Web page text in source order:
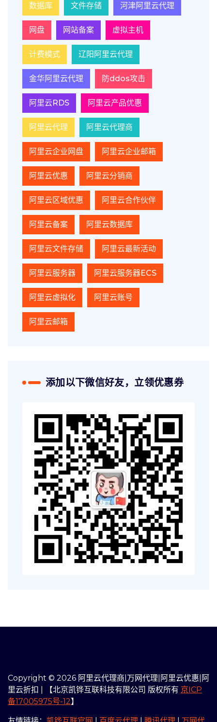
数据库 文件存储 河津阿里云代理
网盘 网站备案 虚拟主机
计费模式 辽阳阿里云代理
金华阿里云代理 防ddos攻击
阿里云RDS 阿里云产品优惠
阿里云代理 阿里云代理商
阿里云企业网盘 阿里云企业邮箱
阿里云优惠 阿里云分销商
阿里云区域优惠 阿里云合作伙伴
阿里云备案 阿里云数据库
阿里云文件存储 阿里云最新活动
阿里云服务器 阿里云服务器ECS
阿里云虚拟化 阿里云账号
阿里云邮箱
添加以下微信好友，立领优惠券
Copyright © 2026 阿里云代理商|万网代理|阿里云优惠|阿
里云折扣 | 【北京凯铧互联科技有限公司 版权所有 京ICP
备17005975号-12】